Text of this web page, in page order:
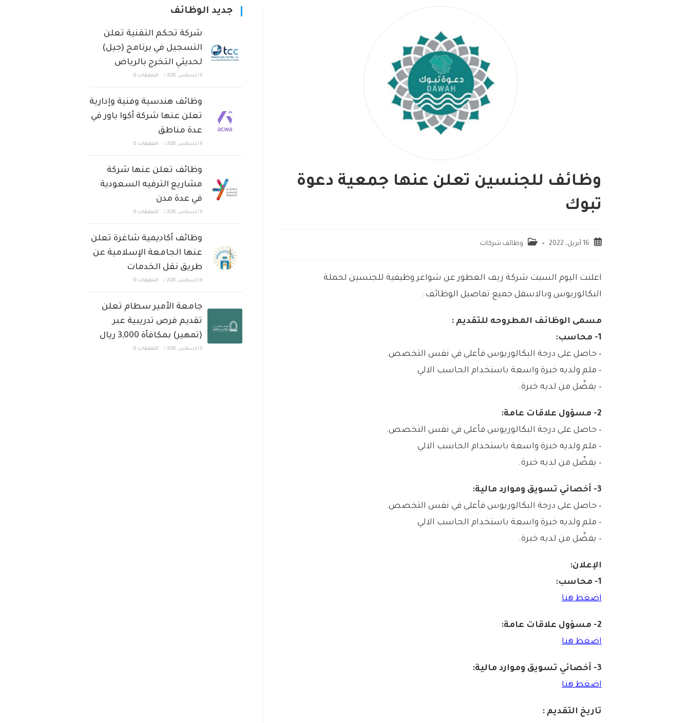
وظائف للجنسين تعلن عنها جمعية دعوة
تبوك
16 أبريل، 2022 وظائف شركات
اعلنت اليوم السبت شركة ريف العطور عن شواغر وظيفية للجنسين لحملة
البكالوريوس وبالاسفل جميع تفاصيل الوظائف :
مسمى الوظائف المطروحه للتقديم :
1- محاسب:
– حاصل على درجة البكالوريوس فأعلى في نفس التخصص.
– ملم ولديه خبرة واسعة باستخدام الحاسب الالي
– يفضّل من لديه خبرة.
2- مسؤول علاقات عامة:
– حاصل على درجة البكالوريوس فأعلى في نفس التخصص.
– ملم ولديه خبرة واسعة باستخدام الحاسب الالي
– يفضّل من لديه خبرة.
3- أخصائي تسويق وموارد مالية:
– حاصل على درجة البكالوريوس فأعلى في نفس التخصص.
– ملم ولديه خبرة واسعة باستخدام الحاسب الالي
– يفضّل من لديه خبرة.
الإعلان:
1- محاسب:
اضغط هنا
2- مسؤول علاقات عامة:
اضغط هنا
3- أخصائي تسويق وموارد مالية:
اضغط هنا
تاريخ التقديم :
جديد الوظائف
شركة تحكم التقنية تعلن
التسجيل في برنامج (جيل)
لحديثي التخرج بالرياض
6 أغسطس، 2026 / التعليقات: 0
وظائف هندسية وفنية وإدارية
تعلن عنها شركة أكوا باور في
عدة مناطق
6 أغسطس، 2026 / التعليقات: 0
وظائف تعلن عنها شركة
مشاريع الترفيه السعودية
في عدة مدن
6 أغسطس، 2026 / التعليقات: 0
وظائف أكاديمية شاغرة تعلن
عنها الجامعة الإسلامية عن
طريق نقل الخدمات
6 أغسطس، 2026 / التعليقات: 0
جامعة الأمير سطام تعلن
تقديم فرص تدريبية عبر
(تمهير) بمكافأة 3,000 ريال
6 أغسطس، 2026 / التعليقات: 0